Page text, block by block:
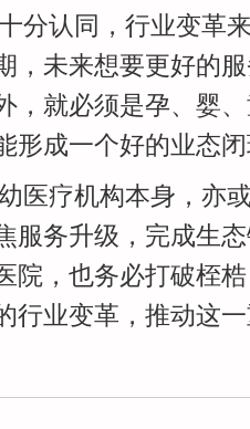
分认同，行业变革
，未来想要更好的
，就必须是孕、婴
形成一个好的业态
医疗机构本身，亦
服务升级，完成生
院，也务必打破桎
行业变革，推动这